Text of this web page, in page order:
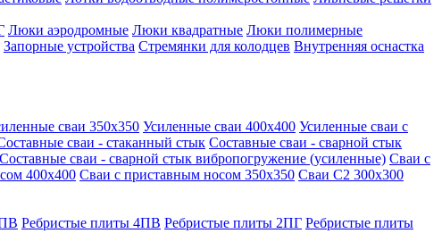
Люки аэродромные Люки квадратные Люки полимерные
Запорные устройства Стремянки для колодцев Внутренняя оснастка
сваи 350х350 Усиленные сваи 400х400 Усиленные сваи с
сваи - стаканный стык Составные сваи - сварной стык
Составные сваи - сварной стык вибропогружение (усиленные) Сваи с
400х400 Сваи с приставным носом 350х350 Сваи С2 300х300
Ребристые плиты 4ПВ Ребристые плиты 2ПГ Ребристые плиты